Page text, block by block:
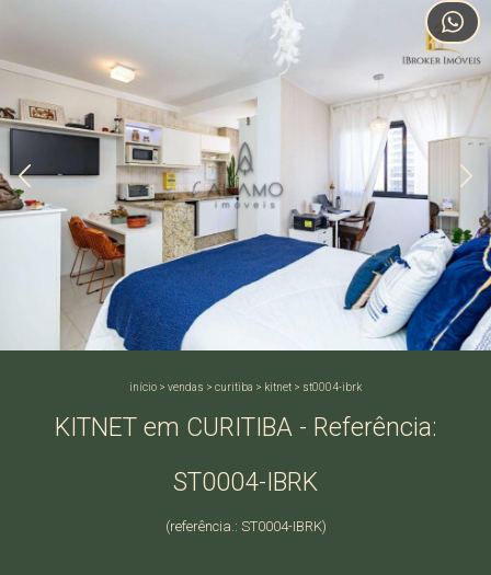
início > vendas > curitiba > kitnet > st0004-ibrk
KITNET em CURITIBA - Referência:
ST0004-IBRK
(referência.: ST0004-IBRK)